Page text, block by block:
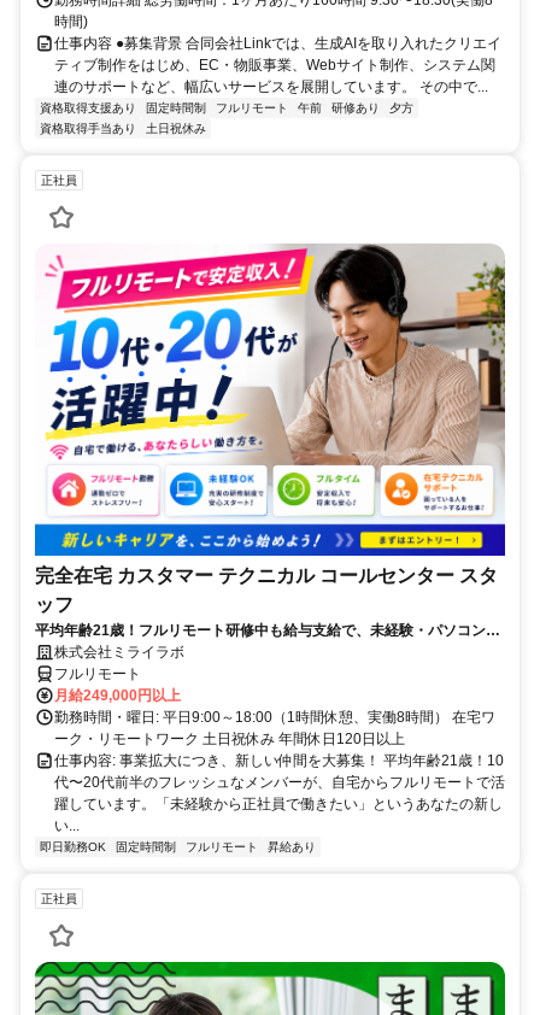
時間)
仕事内容 ●募集背景 合同会社Linkでは、生成AIを取り入れたクリエイ
ティブ制作をはじめ、EC・物販事業、Webサイト制作、システム関
連のサポートなど、幅広いサービスを展開しています。 その中で...
資格取得支援あり 固定時間制 フルリモート 午前 研修あり
夕方
資格取得手当あり
土日祝休み
正社員
完全在宅 カスタマー テクニカル コールセンター スタ
ッフ
平均年齢21歳！フルリモート研修中も給与支給で、未経験・パソコンス
キルゼロからOK！パソコン貸出＆ノルマなし！
株式会社ミライラボ
フルリモート
月給249,000円以上
勤務時間・曜日: 平日9:00～18:00（1時間休憩、実働8時間） 在宅ワ
ーク・リモートワーク 土日祝休み 年間休日120日以上
仕事内容: 事業拡大につき、新しい仲間を大募集！ 平均年齢21歳！10
代〜20代前半のフレッシュなメンバーが、自宅からフルリモートで活
躍しています。「未経験から正社員で働きたい」というあなたの新し
い...
即日勤務OK 固定時間制 フルリモート 昇給あり
正社員